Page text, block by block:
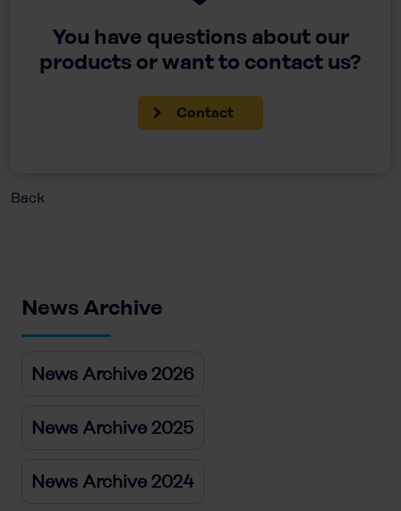
You have questions about our
products or want to contact us?
Contact
Back
News Archive
News Archive 2026
News Archive 2025
News Archive 2024